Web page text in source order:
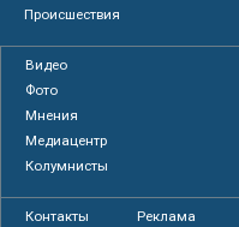
Происшествия
Видео
Фото
Мнения
Медиацентр
Колумнисты
Контакты Реклама